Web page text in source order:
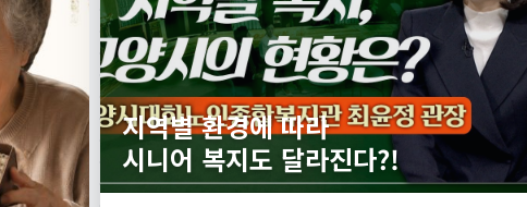
지역별 환경에 따라
시니어 복지도 달라진다?!